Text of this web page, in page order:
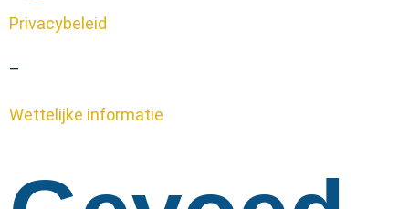
Privacybeleid
–
Wettelijke informatie